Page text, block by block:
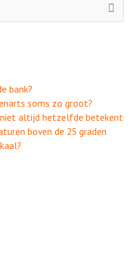
bank?
soms zo groot?
altijd hetzelfde betekent
boven de 25 graden